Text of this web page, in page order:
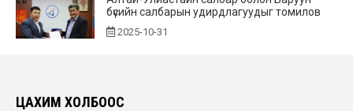
бүсийн салбарын удирдлагуудыг томилов
2025-10-31
2025-10-28
ЦАХИМ ХОЛБООС